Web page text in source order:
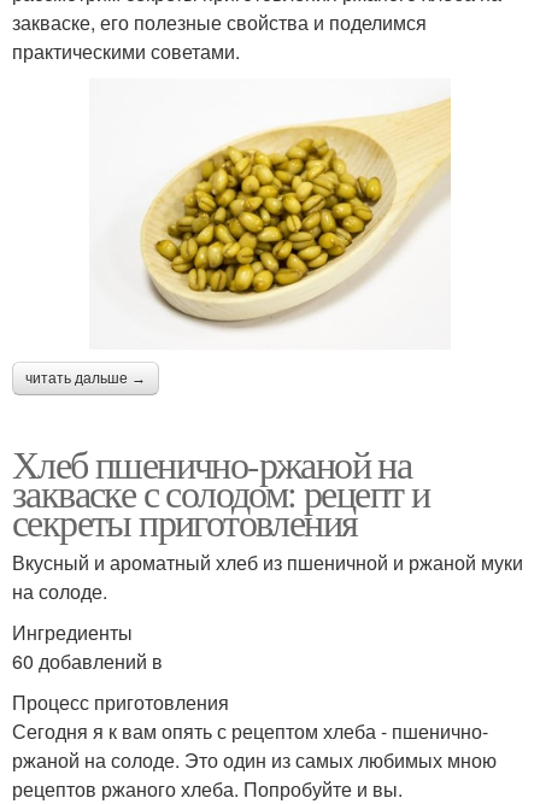
закваске, его полезные свойства и поделимся
практическими советами.
читать дальше →
Хлеб пшенично-ржаной на
закваске с солодом: рецепт и
секреты приготовления
Вкусный и ароматный хлеб из пшеничной и ржаной муки
на солоде.
Ингредиенты
60 добавлений в
Процесс приготовления
Сегодня я к вам опять с рецептом хлеба - пшенично-
ржаной на солоде. Это один из самых любимых мною
рецептов ржаного хлеба. Попробуйте и вы.